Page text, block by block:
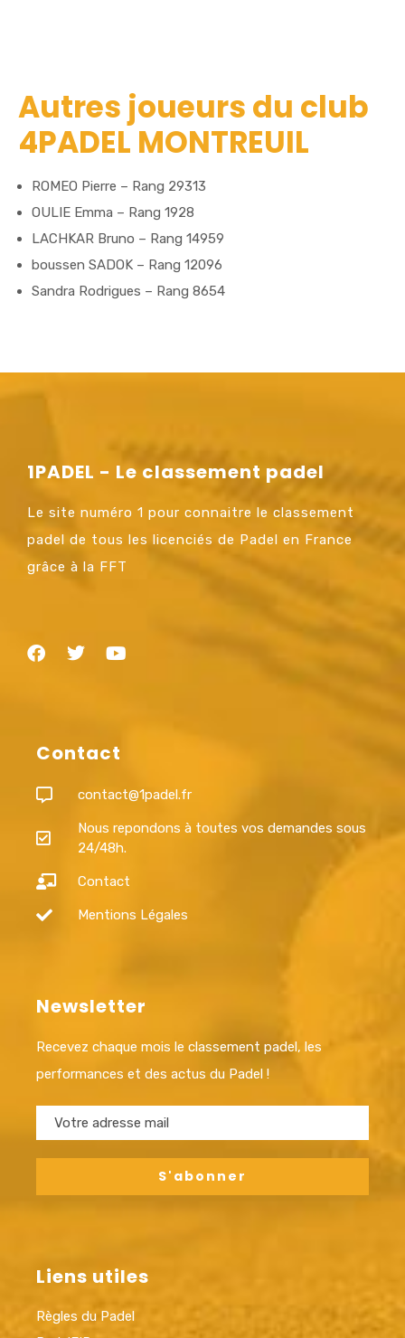
Autres joueurs du club
4PADEL MONTREUIL
ROMEO Pierre – Rang 29313
OULIE Emma – Rang 1928
LACHKAR Bruno – Rang 14959
boussen SADOK – Rang 12096
Sandra Rodrigues – Rang 8654
1PADEL - Le classement padel
Le site numéro 1 pour connaitre le classement
padel de tous les licenciés de Padel en France
grâce à la FFT
Contact
contact@1padel.fr
Nous repondons à toutes vos demandes sous
24/48h.
Contact
Mentions Légales
Newsletter
Recevez chaque mois le classement padel, les
performances et des actus du Padel !
Liens utiles
Règles du Padel